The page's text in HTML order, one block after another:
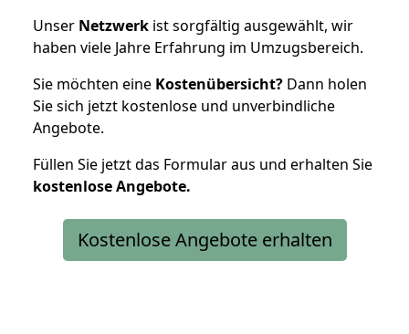
Unser Netzwerk ist sorgfältig ausgewählt, wir
haben viele Jahre Erfahrung im Umzugsbereich.
Sie möchten eine Kostenübersicht? Dann holen
Sie sich jetzt kostenlose und unverbindliche
Angebote.
Füllen Sie jetzt das Formular aus und erhalten Sie
kostenloseAngebote.
Kostenlose Angebote erhalten